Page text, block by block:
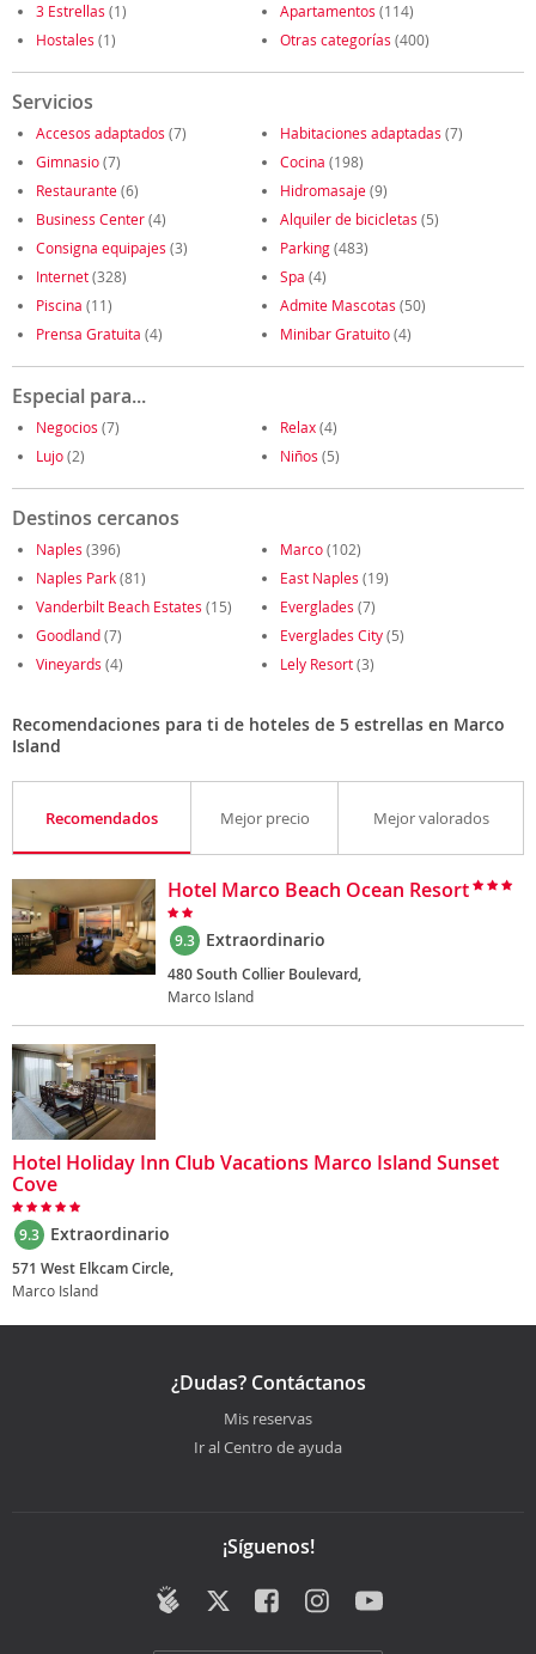
3 Estrellas (1) Apartamentos (114)
Hostales (1) Otras categorías (400)
Servicios
Accesos adaptados (7) Habitaciones adaptadas (7)
Gimnasio(7) Cocina (198)
Restaurante(6) Hidromasaje(9)
Business Center(4) Alquiler de bicicletas (5)
Consigna equipajes (3) Parking(483)
Internet(328) Spa (4)
Piscina (11) Admite Mascotas (50)
Prensa Gratuita (4) Minibar Gratuito(4)
Especial para...
Negocios (7) Relax(4)
Lujo(2) Niños (5)
Destinos cercanos
Naples (396) Marco(102)
Naples Park(81) East Naples (19)
Vanderbilt Beach Estates (15) Everglades (7)
Goodland(7) Everglades City(5)
Vineyards (4) Lely Resort(3)
Recomendaciones para ti de hoteles de 5 estrellas en Marco
Island
Recomendados Mejor precio Mejor valorados
Hotel Marco Beach Ocean Resort
9.3 Extraordinario
480 South Collier Boulevard,
Marco Island
Hotel Holiday Inn Club Vacations Marco Island Sunset
Cove
9.3 Extraordinario
571 West Elkcam Circle,
Marco Island
¿Dudas? Contáctanos
Mis reservas
Ir al Centro de ayuda
¡Síguenos!